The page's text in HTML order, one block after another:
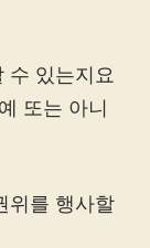
수 있는지요
또는 아니
위를 행사할